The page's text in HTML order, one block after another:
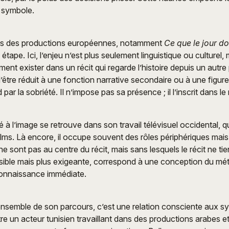
des productions européennes, notamment Ce que le jour
Ici, l’enjeu n’est plus seulement linguistique ou culturel,
exister dans un récit qui regarde l’histoire depuis un
réduit à une fonction narrative secondaire ou à une
la sobriété. Il n’impose pas sa présence ; il l’inscrit dans
à l’image se retrouve dans son travail télévisuel occidental,
Là encore, il occupe souvent des rôles périphériques
sont pas au centre du récit, mais sans lesquels le récit ne
mais plus exigeante, correspond à une conception du
immédiate.
de son parcours, c’est une relation consciente aux
un acteur tunisien travaillant dans des productions arabes